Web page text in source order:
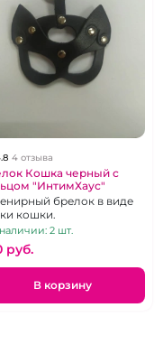
4 отзыва
Кошка черный с
"ИнтимХаус"
брелок в виде
кошки.
2 шт.
pуб.
В корзину